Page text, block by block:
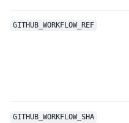
GITHUB_WORKFLOW_ REF
GITHUB_WORKFLOW_ SHA